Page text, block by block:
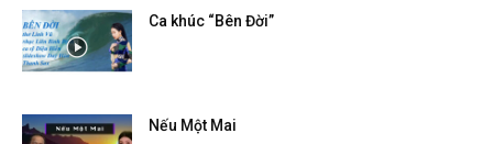
Ca khúc “Bên Đời”
Nếu Một Mai